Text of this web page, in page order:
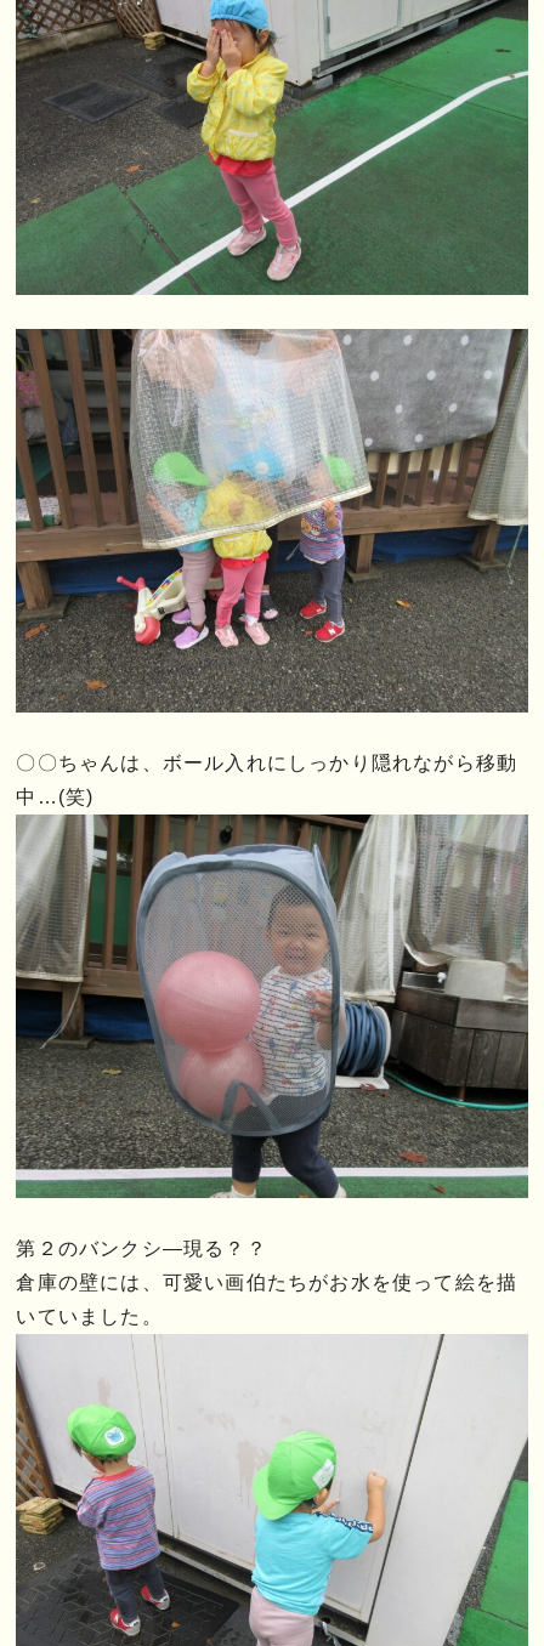
〇〇ちゃんは、ボール入れにしっかり隠れながら移動
中…(笑)
第２のバンクシ―現る？？
倉庫の壁には、可愛い画伯たちがお水を使って絵を描
いていました。